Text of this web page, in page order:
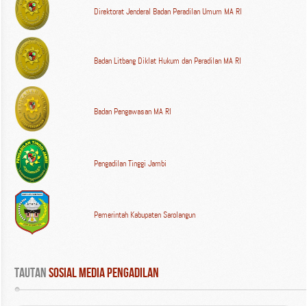
Direktorat Jenderal Badan Peradilan Umum MA RI
Badan Litbang Diklat Hukum dan Peradilan MA RI
Badan Pengawasan MA RI
Pengadilan Tinggi Jambi
Pemerintah Kabupaten Sarolangun
Tautan Sosial Media Pengadilan